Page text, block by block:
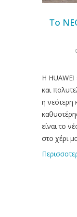
Το
Η HUAWEI
και
η νεότερη
είναι το
στο χέρι